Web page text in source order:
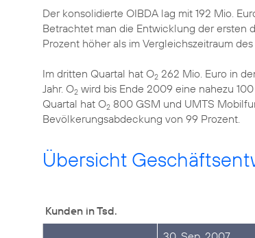
Der konsolidierte OIBDA lag mit 192 Mio.
Betrachtet man die Entwicklung der ersten
Prozent höher als im Vergleichszeitraum des
Im dritten Quartal hat O2 262 Mio. Euro in
Jahr. O2 wird bis Ende 2009 eine nahezu
Quartal hat O2 800 GSM und UMTS
Bevölkerungsabdeckung von 99 Prozent.
Übersicht
Kunden in Tsd.